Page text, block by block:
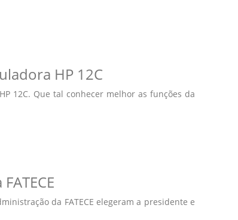
HP 12C
12C. Que tal conhecer melhor as funções da
da FATECE elegeram a presidente e